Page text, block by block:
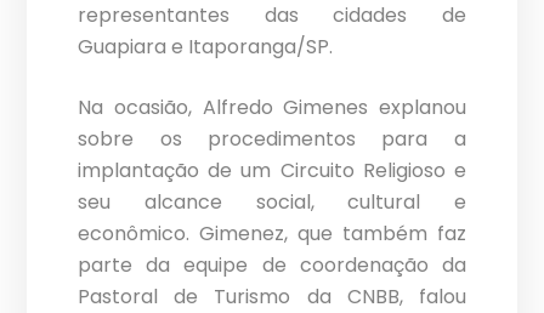
representantes das cidades de
Guapiara e Itaporanga/SP.
Na ocasião, Alfredo Gimenes explanou
sobre os procedimentos para a
implantação de um Circuito Religioso e
seu alcance social, cultural e
econômico. Gimenez, que também faz
parte da equipe de coordenação da
Pastoral de Turismo da CNBB, falou